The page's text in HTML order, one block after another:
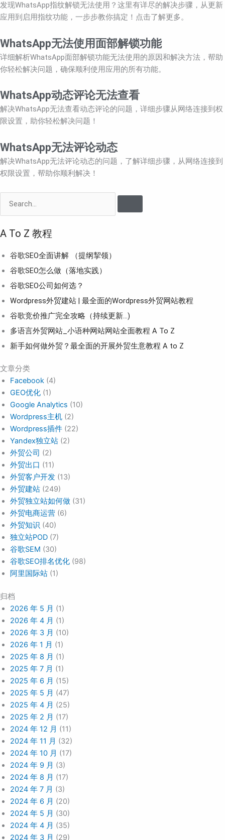
发现WhatsApp指纹解锁无法使用？这里有详尽的解决步骤，从更新
应用到启用指纹功能，一步步教你搞定！点击了解更多。
WhatsApp无法使用面部解锁功能
详细解析WhatsApp面部解锁功能无法使用的原因和解决方法，帮助
你轻松解决问题，确保顺利使用应用的所有功能。
WhatsApp动态评论无法查看
解决WhatsApp无法查看动态评论的问题，详细步骤从网络连接到权
限设置，助你轻松解决问题！
WhatsApp无法评论动态
解决WhatsApp无法评论动态的问题，了解详细步骤，从网络连接到
权限设置，帮助你顺利解决！
A To Z 教程
谷歌SEO全面讲解 （提纲挈领）
谷歌SEO怎么做（落地实践）
谷歌SEO公司如何选？
Wordpress外贸建站 | 最全面的Wordpress外贸网站教程
谷歌竞价推广完全攻略（持续更新…)
多语言外贸网站_小语种网站网站全面教程 A To Z
新手如何做外贸？最全面的开展外贸生意教程 A to Z
文章分类
Facebook (4)
GEO优化 (1)
Google Analytics (10)
Wordpress主机 (2)
Wordpress插件 (22)
Yandex独立站 (2)
外贸公司 (2)
外贸出口 (11)
外贸客户开发 (13)
外贸建站 (249)
外贸独立站如何做 (31)
外贸电商运营 (6)
外贸知识 (40)
独立站POD (7)
谷歌SEM (30)
谷歌SEO排名优化 (98)
阿里国际站 (1)
归档
2026 年 5 月 (1)
2026 年 4 月 (1)
2026 年 3 月 (10)
2026 年 1 月 (1)
2025 年 8 月 (1)
2025 年 7 月 (1)
2025 年 6 月 (15)
2025 年 5 月 (47)
2025 年 4 月 (25)
2025 年 2 月 (17)
2024 年 12 月 (11)
2024 年 11 月 (32)
2024 年 10 月 (17)
2024 年 9 月 (3)
2024 年 8 月 (17)
2024 年 7 月 (3)
2024 年 6 月 (20)
2024 年 5 月 (30)
2024 年 4 月 (35)
2024 年 3 月 (29)